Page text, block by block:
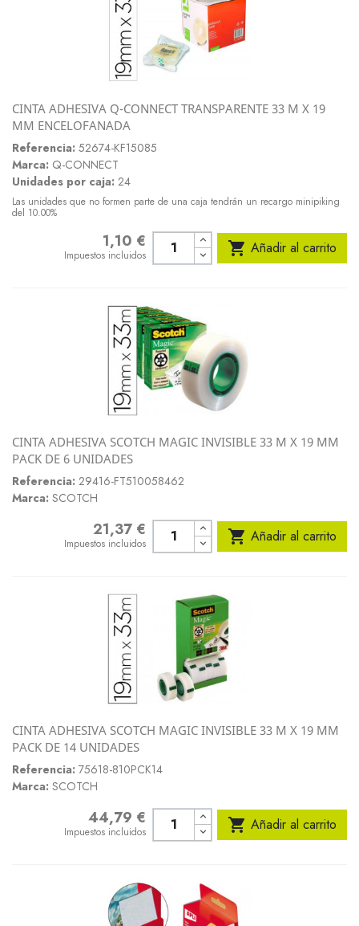
CINTA ADHESIVA Q-CONNECT TRANSPARENTE 33 M X 19
MM ENCELOFANADA
Referencia: 52674-KF15085
Marca: Q-CONNECT
Unidades por caja: 24
Las unidades que no formen parte de una caja tendrán un recargo minipiking
del 10.00%
1,10 €
Impuestos incluidos  Añadir al carrito
CINTA ADHESIVA SCOTCH MAGIC INVISIBLE 33 M X 19 MM
PACK DE 6 UNIDADES
Referencia: 29416-FT510058462
Marca: SCOTCH
Precio21,37 €
Impuestos incluidos  Añadir al carrito
CINTA ADHESIVA SCOTCH MAGIC INVISIBLE 33 M X 19 MM
PACK DE 14 UNIDADES
Referencia: 75618-810PCK14
Marca: SCOTCH
Precio44,79 €
Impuestos incluidos  Añadir al carrito